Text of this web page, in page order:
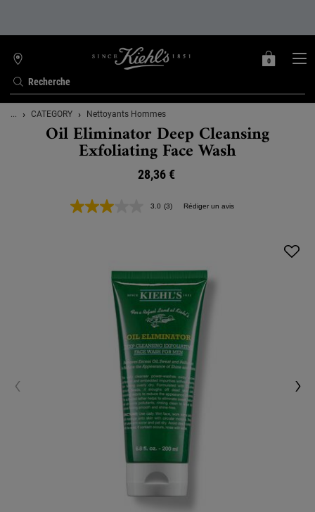
Recherche
TROUVER
UNE
BOUTIQUE
MON
0
0 PRODUIT
Contenu principal
... CATEGORY Nettoyants Hommes
Oil Eliminator Deep Cleansing
Exfoliating Face Wash
28,36 €
3.0 Lire
la
même
page.
(3) Rédiger un avis